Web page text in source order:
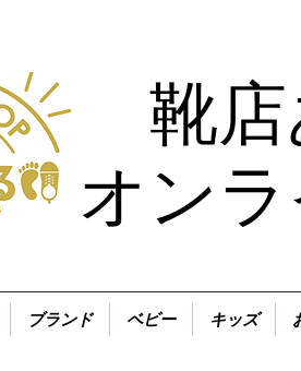
靴
オン
ブランド ベビー キッズ